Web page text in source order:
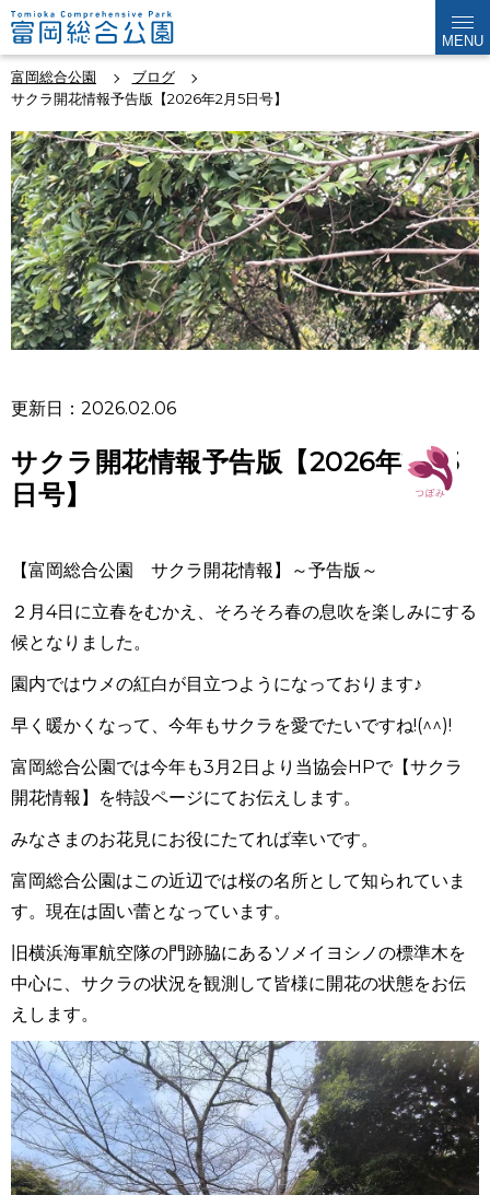
MENU
富岡総合公園
ブログ
サクラ開花情報予告版【2026年2月5日号】
更新日：2026.02.06
サクラ開花情報予告版【2026年2月5
日号】
【富岡総合公園 サクラ開花情報】～予告版～
２月4日に立春をむかえ、そろそろ春の息吹を楽しみにする
候となりました。
園内ではウメの紅白が目立つようになっております♪
早く暖かくなって、今年もサクラを愛でたいですね!(^^)!
富岡総合公園では今年も3月2日より当協会HPで【サクラ
開花情報】を特設ページにてお伝えします。
みなさまのお花見にお役にたてれば幸いです。
富岡総合公園はこの近辺では桜の名所として知られていま
す。現在は固い蕾となっています。
旧横浜海軍航空隊の門跡脇にあるソメイヨシノの標準木を
中心に、サクラの状況を観測して皆様に開花の状態をお伝
えします。